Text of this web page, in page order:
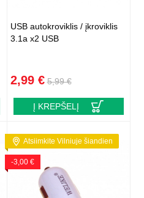
USB autokroviklis / įkroviklis
3.1a x2 USB
2,99 € 5,99 €
Į KREPŠELĮ
Atsiimkite Vilniuje šiandien
-3,00 €